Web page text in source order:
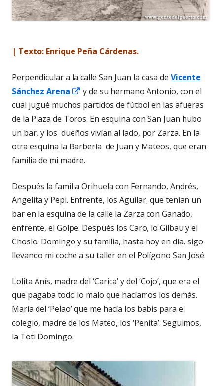
| Texto: Enrique Peña Cárdenas.
Perpendicular a la calle San Juan la casa de Vicente
Sánchez Arena
Abrir
en
una
ventana
nueva
y de su hermano Antonio, con el
cual jugué muchos partidos de fútbol en las afueras
de la Plaza de Toros. En esquina con San Juan hubo
un bar, y los dueños vivían al lado, por Zarza. En la
otra esquina la Barbería de Juan y Mateos, que eran
familia de mi madre.
Después la familia Orihuela con Fernando, Andrés,
Angelita y Pepi. Enfrente, los Aguilar, que tenían un
bar en la esquina de la calle la Zarza con Ganado,
enfrente, el Golpe. Después los Caro, lo Gilbau y el
Choslo. Domingo y su familia, hasta hoy en día, sigo
llevando mi coche a su taller en el Polígono San José.
Lolita Anís, madre del ‘Carica’ y del ‘Cojo’, que era el
que pagaba todo lo malo que hacíamos los demás.
María del ‘Pelao’ que me hacía los babis para el
colegio, madre de los Mateo, los ‘Penita’. Seguimos,
la Toti Domingo.